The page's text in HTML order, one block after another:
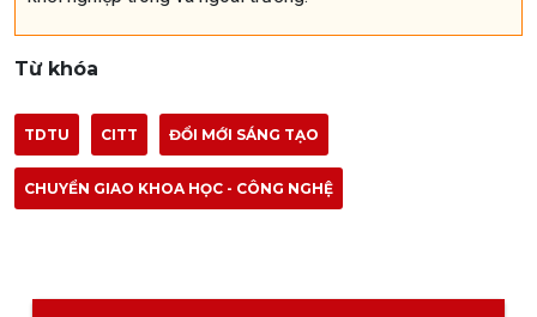
Từ khóa
TDTU CITT ĐỔI MỚI SÁNG TẠO
CHUYỂN GIAO KHOA HỌC - CÔNG NGHỆ